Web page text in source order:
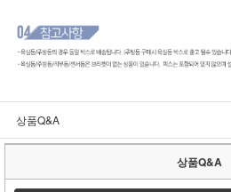
상품Q&A
상품Q&A